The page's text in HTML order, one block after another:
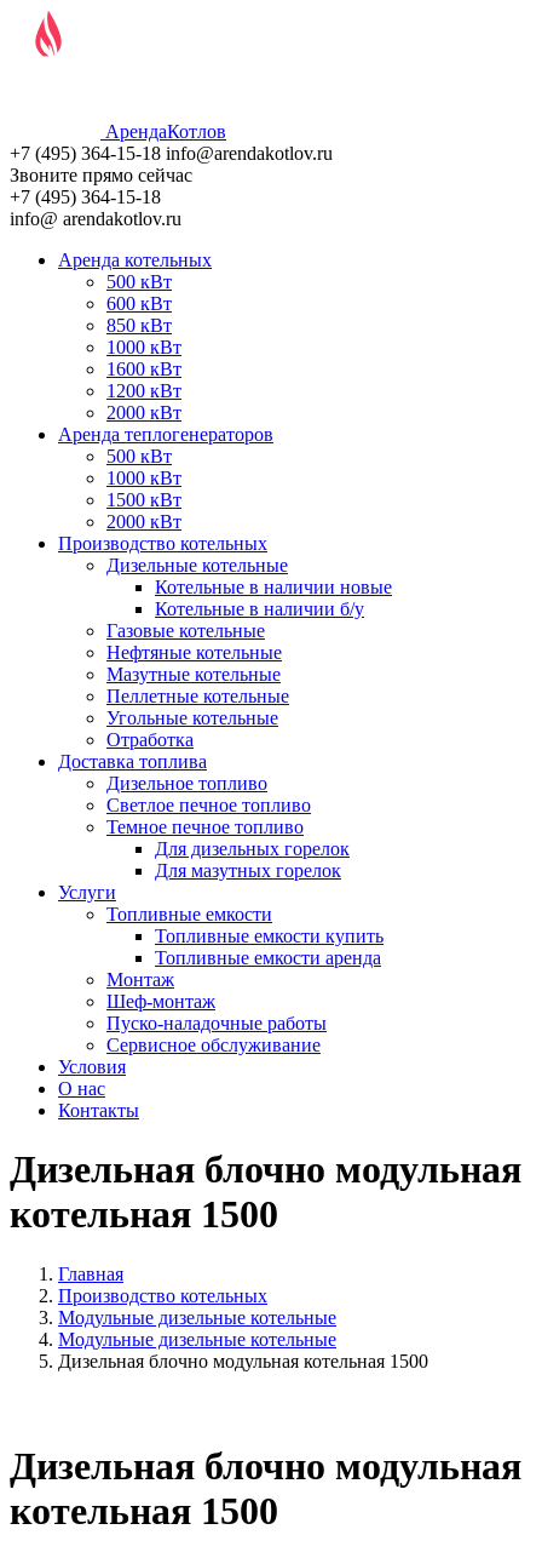
АрендаКотлов
+7 (495) 364-15-18 info@arendakotlov.ru
Звоните прямо сейчас
+7 (495) 364-15-18
info@ arendakotlov.ru
Аренда котельных
500 кВт
600 кВт
850 кВт
1000 кВт
1600 кВт
1200 кВт
2000 кВт
Аренда теплогенераторов
500 кВт
1000 кВт
1500 кВт
2000 кВт
Производство котельных
Дизельные котельные
Котельные в наличии новые
Котельные в наличии б/у
Газовые котельные
Нефтяные котельные
Мазутные котельные
Пеллетные котельные
Угольные котельные
Отработка
Доставка топлива
Дизельное топливо
Светлое печное топливо
Темное печное топливо
Для дизельных горелок
Для мазутных горелок
Услуги
Топливные емкости
Топливные емкости купить
Топливные емкости аренда
Монтаж
Шеф-монтаж
Пуско-наладочные работы
Сервисное обслуживание
Условия
О нас
Контакты
Дизельная блочно модульная
котельная 1500
Главная
Производство котельных
Модульные дизельные котельные
Модульные дизельные котельные
Дизельная блочно модульная котельная 1500
Дизельная блочно модульная
котельная 1500